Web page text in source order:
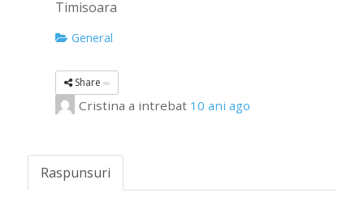
Timisoara
General
Share
Cristina a intrebat 10 ani ago
Raspunsuri